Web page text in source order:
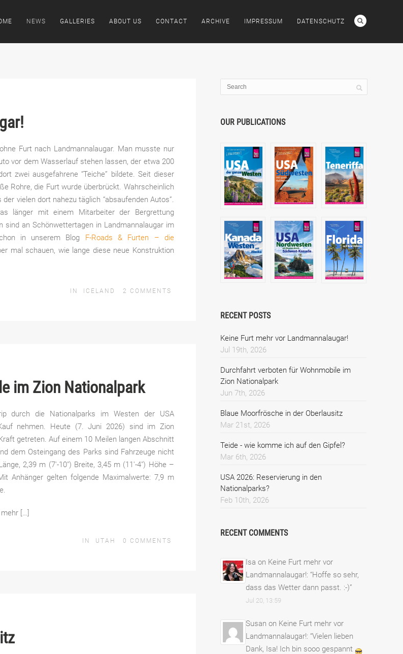
NEWS GALLERIES ABOUT US CONTACT ARCHIVE IMPRESSUM DATENSCHUTZ
Furt nach Landmannalaugar. Man musste nur
vor dem Wasserlauf stehen lassen, der etwa 200
zwei ausgefahrene “Teiche” bildete. Seit dieser
Rohre, die Furt wurde überbrückt. Wahrscheinlich
vielen dort nahezu täglich “absaufenden Autos”.
länger mit einem Mitarbeiter der Bergrettung
an Schönwettertagen in Landmannalaugar im
in unserem Blog F-Roads & Furten – die
mal schauen, wie lange diese neue Konstruktion
IN ICELAND 2 COMMENTS
im Zion Nationalpark
durch die Nationalparks im Westen der USA
nehmen. Heute (7. Juni 2026) sind im Zion
getreten. Auf einem 10 Meilen langen Abschnitt
dem Osteingang des Parks sind Fahrzeuge nicht
2,39 m (7′-10″) Breite, 3,45 m (11′-4″) Höhe –
Anhänger gelten folgende Maximalwerte: 7,9 m
[…]
IN UTAH 0 COMMENTS
OUR PUBLICATIONS
RECENT POSTS
Keine Furt mehr vor Landmannalaugar!
Jul 19th, 2026
Durchfahrt verboten für Wohnmobile im
Zion Nationalpark
Jun 7th, 2026
Blaue Moorfrösche in der Oberlausitz
Mar 21st, 2026
Teide - wie komme ich auf den Gipfel?
Mar 6th, 2026
USA 2026: Reservierung in den
Nationalparks?
Feb 10th, 2026
RECENT COMMENTS
Isa on Keine Furt mehr vor
Landmannalaugar!: “Hoffe so sehr,
dass das Wetter dann passt. :-)”
Jul 20, 13:59
Susan on Keine Furt mehr vor
Landmannalaugar!: “Vielen lieben
Dank, Isa! Ich bin sooo gespannt